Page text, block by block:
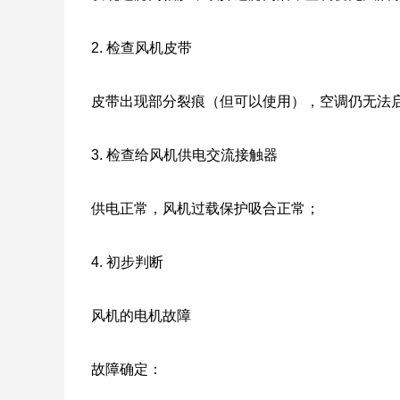
2. 检查风机皮带
皮带出现部分裂痕（但可以使用），空调仍无法
3. 检查给风机供电交流接触器
供电正常，风机过载保护吸合正常；
4. 初步判断
风机的电机故障
故障确定：